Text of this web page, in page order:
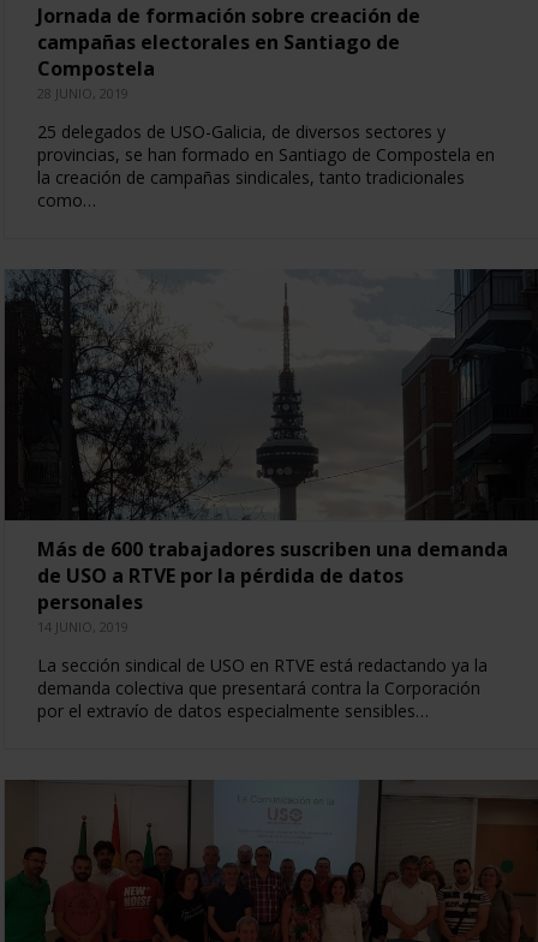
Jornada de formación sobre creación de
campañas electorales en Santiago de
Compostela
28 JUNIO, 2019
25 delegados de USO-Galicia, de diversos sectores y
provincias, se han formado en Santiago de Compostela en
la creación de campañas sindicales, tanto tradicionales
como…
Más de 600 trabajadores suscriben una demanda
de USO a RTVE por la pérdida de datos
personales
14 JUNIO, 2019
La sección sindical de USO en RTVE está redactando ya la
demanda colectiva que presentará contra la Corporación
por el extravío de datos especialmente sensibles…